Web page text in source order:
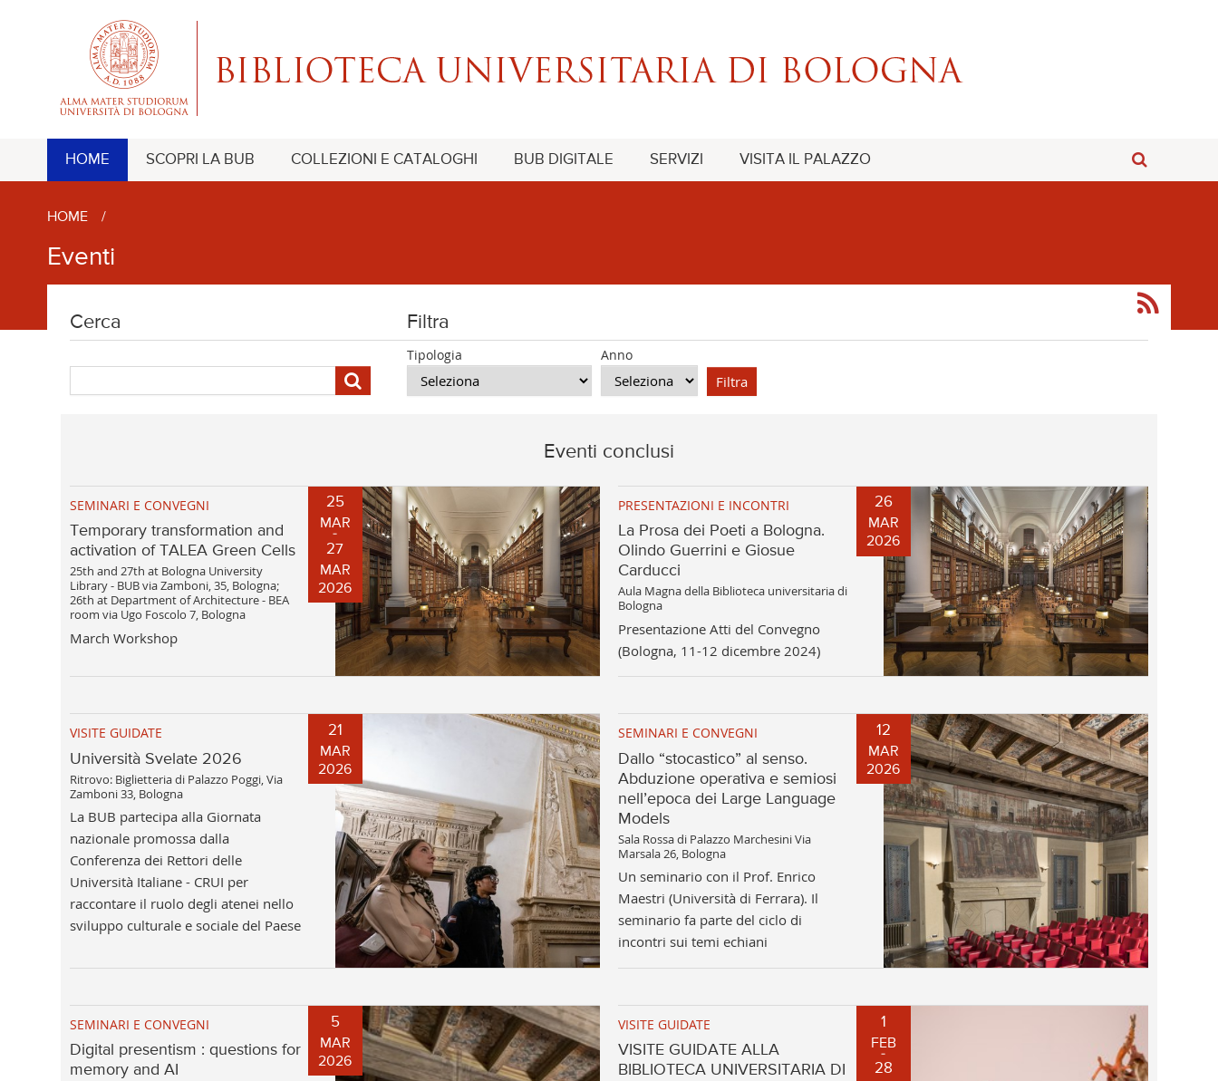
HOME SCOPRI LA BUB COLLEZIONI E CATALOGHI BUB DIGITALE SERVIZI VISITA IL PALAZZO
HOME /
Eventi
Cerca Filtra
Tipologia Anno
Filtra
Eventi conclusi
25
MAR
27
MAR
2026
SEMINARI E CONVEGNI
Temporary transformation and
activation of TALEA Green Cells
25th and 27th at Bologna University
Library - BUB via Zamboni, 35, Bologna;
26th at Department of Architecture - BEA
room via Ugo Foscolo 7, Bologna
March Workshop
26
MAR
2026
PRESENTAZIONI E INCONTRI
La Prosa dei Poeti a Bologna.
Olindo Guerrini e Giosue
Carducci
Aula Magna della Biblioteca universitaria di
Bologna
Presentazione Atti del Convegno
(Bologna, 11-12 dicembre 2024)
21
MAR
2026
VISITE GUIDATE
Università Svelate 2026
Ritrovo: Biglietteria di Palazzo Poggi, Via
Zamboni 33, Bologna
La BUB partecipa alla Giornata
nazionale promossa dalla
Conferenza dei Rettori delle
Università Italiane - CRUI per
raccontare il ruolo degli atenei nello
sviluppo culturale e sociale del Paese
12
MAR
2026
SEMINARI E CONVEGNI
Dallo “stocastico” al senso.
Abduzione operativa e semiosi
nell’epoca dei Large Language
Models
Sala Rossa di Palazzo Marchesini Via
Marsala 26, Bologna
Un seminario con il Prof. Enrico
Maestri (Università di Ferrara). Il
seminario fa parte del ciclo di
incontri sui temi echiani
5
MAR
2026
SEMINARI E CONVEGNI
Digital presentism : questions for
memory and AI
1
FEB
28
VISITE GUIDATE
VISITE GUIDATE ALLA
BIBLIOTECA UNIVERSITARIA DI